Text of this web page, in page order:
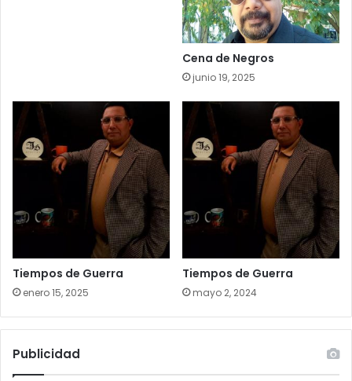
Cena de Negros
junio 19, 2025
Tiempos de Guerra
enero 15, 2025
Tiempos de Guerra
mayo 2, 2024
Publicidad